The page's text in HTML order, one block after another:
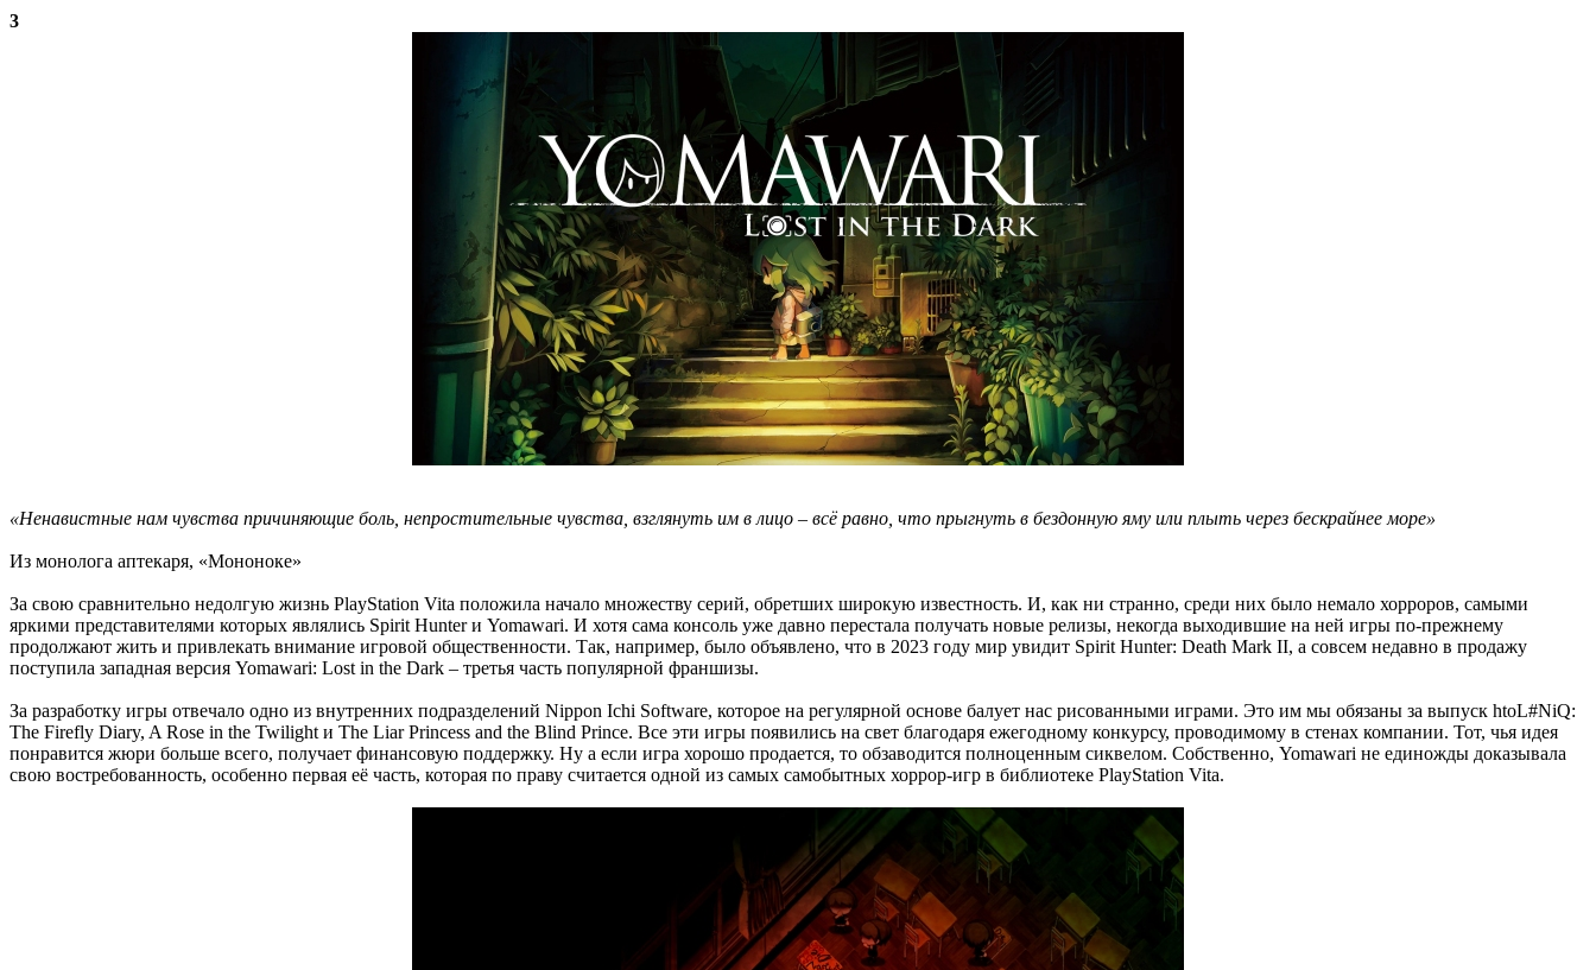
3
«Ненавистные нам чувства причиняющие боль, непростительные чувства, взглянуть им в лицо – всё равно, что прыгнуть в бездонную яму или плыть через бескрайнее море»
Из монолога аптекаря, «Мононоке»
За свою сравнительно недолгую жизнь PlayStation Vita положила начало множеству серий, обретших широкую известность. И, как ни странно, среди них было немало хорроров, самыми
яркими представителями которых являлись Spirit Hunter и Yomawari. И хотя сама консоль уже давно перестала получать новые релизы, некогда выходившие на ней игры по-прежнему
продолжают жить и привлекать внимание игровой общественности. Так, например, было объявлено, что в 2023 году мир увидит Spirit Hunter: Death Mark II, а совсем недавно в продажу
поступила западная версия Yomawari: Lost in the Dark – третья часть популярной франшизы.
За разработку игры отвечало одно из внутренних подразделений Nippon Ichi Software, которое на регулярной основе балует нас рисованными играми. Это им мы обязаны за выпуск htoL#NiQ:
The Firefly Diary, A Rose in the Twilight и The Liar Princess and the Blind Prince. Все эти игры появились на свет благодаря ежегодному конкурсу, проводимому в стенах компании. Тот, чья идея
понравится жюри больше всего, получает финансовую поддержку. Ну а если игра хорошо продается, то обзаводится полноценным сиквелом. Собственно, Yomawari не единожды доказывала
свою востребованность, особенно первая её часть, которая по праву считается одной из самых самобытных хоррор-игр в библиотеке PlayStation Vita.